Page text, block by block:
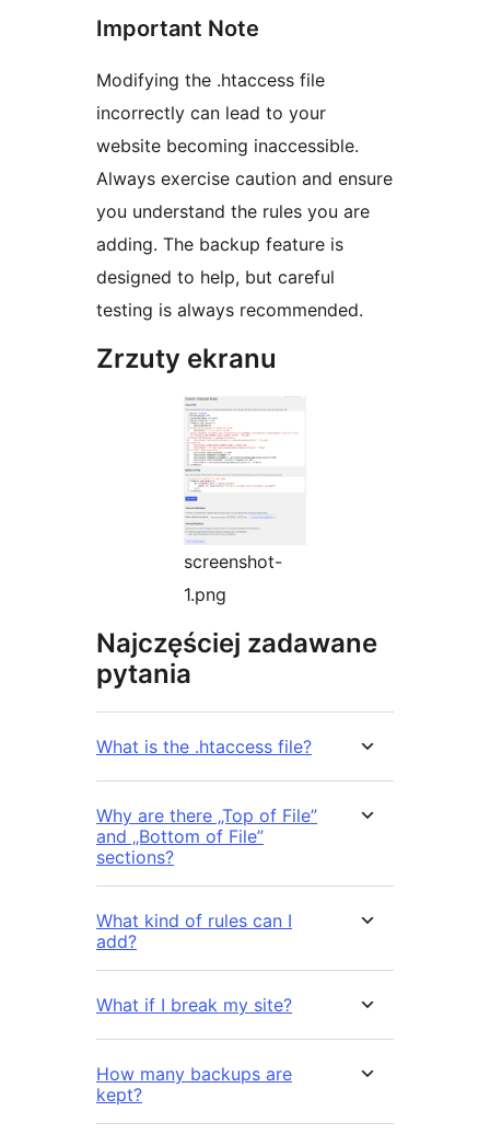
Important Note
Modifying the .htaccess file
incorrectly can lead to your
website becoming inaccessible.
Always exercise caution and ensure
you understand the rules you are
adding. The backup feature is
designed to help, but careful
testing is always recommended.
Zrzuty ekranu
screenshot-
1.png
Najczęściej zadawane
pytania
What is the .htaccess file?
Why are there „Top of File”
and „Bottom of File”
sections?
What kind of rules can I
add?
What if I break my site?
How many backups are
kept?